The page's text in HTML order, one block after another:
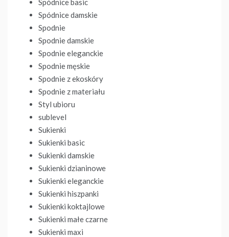
Spódnice basic
Spódnice damskie
Spodnie
Spodnie damskie
Spodnie eleganckie
Spodnie męskie
Spodnie z ekoskóry
Spodnie z materiału
Styl ubioru
sublevel
Sukienki
Sukienki basic
Sukienki damskie
Sukienki dzianinowe
Sukienki eleganckie
Sukienki hiszpanki
Sukienki koktajlowe
Sukienki małe czarne
Sukienki maxi